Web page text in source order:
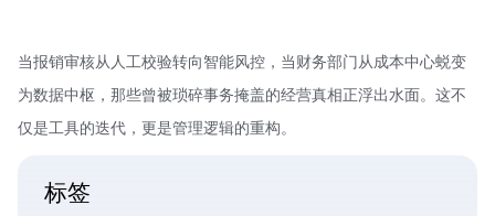
当报销审核从人工校验转向智能风控，当财务部门从成本中心蜕变
为数据中枢，那些曾被琐碎事务掩盖的经营真相正浮出水面。这不
仅是工具的迭代，更是管理逻辑的重构。
标签